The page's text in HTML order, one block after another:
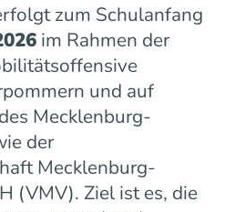
zum Schulanfang
im Rahmen der
und auf
Mecklenburg-
der
Mecklenburg-
(VMV). Ziel ist es, die